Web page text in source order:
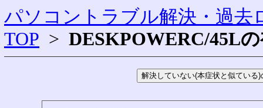
パソコントラブル解決・過去
TOP > DESKPOWERC/45L